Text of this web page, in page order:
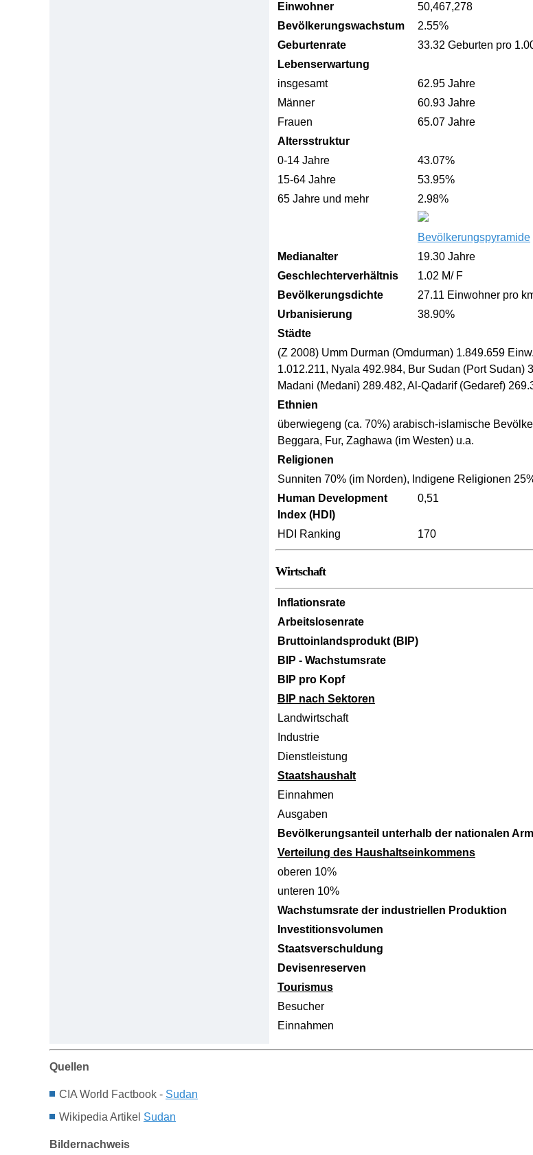
Einwohner
50,467,278
Bevölkerungswachstum
2.55%
Geburtenrate
33.32 Geburten pro
Lebenserwartung
insgesamt
62.95 Jahre
Männer
60.93 Jahre
Frauen
65.07 Jahre
Altersstruktur
0-14 Jahre
43.07%
15-64 Jahre
53.95%
65 Jahre und mehr
2.98%
Bevölkerungspyramide
Medianalter
19.30 Jahre
Geschlechterverhältnis
1.02 M/ F
Bevölkerungsdichte
27.11 Einwohner pro
Urbanisierung
38.90%
Städte
(Z 2008) Umm Durman (Omdurman) 1.849.659
1.012.211, Nyala 492.984, Bur Sudan (Port Sudan)
Madani (Medani) 289.482, Al-Qadarif (Gedaref)
Ethnien
überwiegeng (ca. 70%) arabisch-islamische
Beggara, Fur, Zaghawa (im Westen) u.a.
Religionen
Sunniten 70% (im Norden), Indigene Religionen
Human Development
Index (HDI)
0,51
HDI Ranking 170
Wirtschaft
Inflationsrate
Arbeitslosenrate
Bruttoinlandsprodukt (BIP)
BIP - Wachstumsrate
BIP pro Kopf
BIP nach Sektoren
Landwirtschaft
Industrie
Dienstleistung
Staatshaushalt
Einnahmen
Ausgaben
Bevölkerungsanteil unterhalb der nationalen
Verteilung des Haushaltseinkommens
oberen 10%
unteren 10%
Wachstumsrate der industriellen Produktion
Investitionsvolumen
Staatsverschuldung
Devisenreserven
Tourismus
Besucher
Einnahmen
Quellen
CIA World Factbook - Sudan
Wikipedia Artikel Sudan
Bildernachweis